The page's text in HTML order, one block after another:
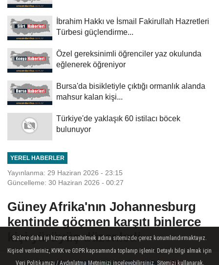
İbrahim Hakkı ve İsmail Fakirullah Hazretleri
Türbesi güçlendirme...
Özel gereksinimli öğrenciler yaz okulunda
eğlenerek öğreniyor
Bursa'da bisikletiyle çıktığı ormanlık alanda
mahsur kalan kişi...
Türkiye'de yaklaşık 60 istilacı böcek
bulunuyor
YEREL HABERLER
Yayınlanma: 29 Haziran 2026 - 23:15
Güncelleme: 30 Haziran 2026 - 00:27
Güney Afrika'nın Johannesburg
kentinde göçmen karşıtı binlerce
kişi yürüyüş düzenledi
Sizlere daha iyi hizmet sunabilmek adına sitemizde çerez konumlandırmaktayız.
Kişisel verileriniz, KVKK ve GDPR kapsamında toplanıp işlenir. Detaylı bilgi almak için
Veri Politikamızı / Aydınlatma Metnimizi inceleyebilirsiniz. Sitemizi kullanarak,